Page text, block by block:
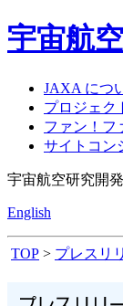
宇宙航
JAXA につ
プロジェク
ファン！フ
サイトコン
宇宙航空研究開
English
TOP > プレスリ